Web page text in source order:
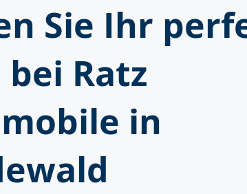
Sie Ihr
Ratz
in